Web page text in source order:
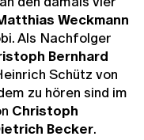
Weckmann
Als Nachfolger
Bernhard
Schütz von
zu hören sind im
Christoph
Becker.